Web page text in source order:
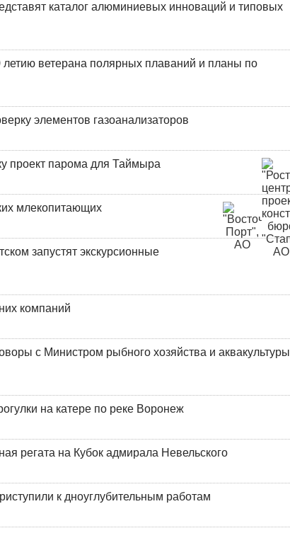
каталог алюминиевых инноваций и типовых
ветерана полярных плаваний и планы по
элементов газоанализаторов
проект парома для Таймыра
млекопитающих
запустят экскурсионные
компаний
с Министром рыбного хозяйства и аквакультуры
на катере по реке Воронеж
регата на Кубок адмирала Невельского
к дноуглубительным работам